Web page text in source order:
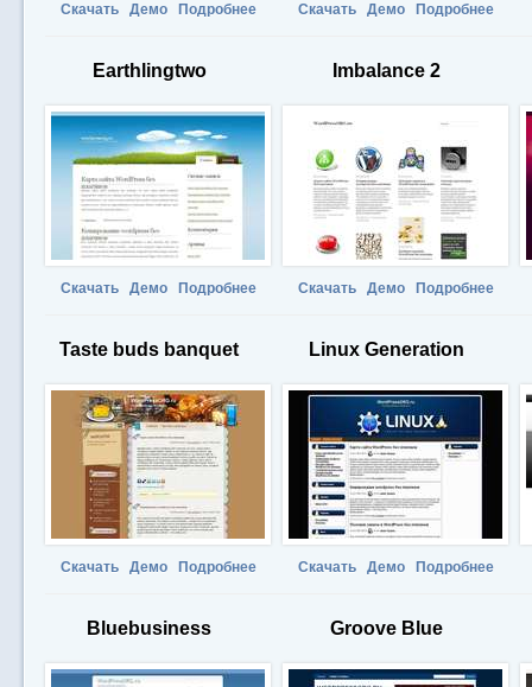
Скачать Демо Подробнее Скачать Демо Подробнее
Earthlingtwo
Скачать Демо Подробнее
Imbalance 2
Скачать Демо Подробнее
Taste buds banquet
Скачать Демо Подробнее
Linux Generation
Скачать Демо Подробнее
Bluebusiness Groove Blue